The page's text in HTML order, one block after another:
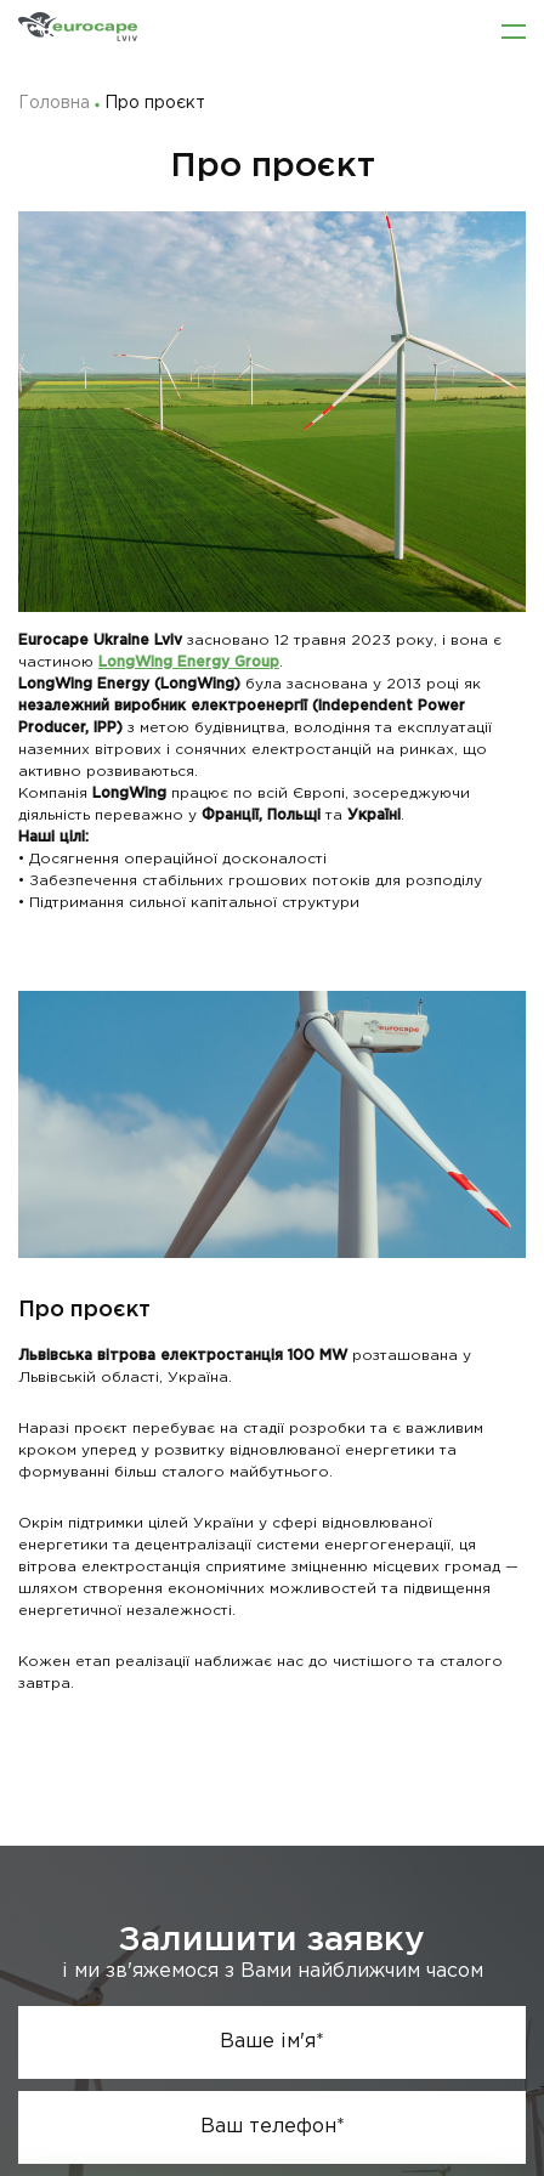
Головна Про проєкт
Про проєкт
Eurocape Ukraine Lvivзасновано 12 травня 2023 року, і вона є
частиною
LongWing Energy Group
LongWing Energy (LongWing) була заснована у 2013 році як
незалежний виробник електроенергії (Independent Power
Producer, IPP) з метою будівництва, володіння та експлуатації
наземних вітрових і сонячних електростанцій на ринках, що
активно розвиваються.
Компанія
LongWing працює по всій Європі, зосереджуючи
діяльність переважно у Франції, Польщі та Україні
Наші цілі:
• Досягнення операційної досконалості
• Забезпечення стабільних грошових потоків для розподілу
• Підтримання сильної капітальної структури
Про проєкт
Львівська вітрова електростанція 100 MW розташована у
Львівській області, Україна.
Наразі проєкт перебуває на стадії розробки та є важливим
кроком уперед у розвитку відновлюваної енергетики та
формуванні більш сталого майбутнього.
Окрім підтримки цілей України у сфері відновлюваної
енергетики та децентралізації системи енергогенерації, ця
вітрова електростанція сприятиме зміцненню місцевих громад —
шляхом створення економічних можливостей та підвищення
енергетичної незалежності.
Кожен етап реалізації наближає нас до чистішого та сталого
завтра.
Залишити заявку
і ми зв'яжемося з Вами найближчим часом
Ваше ім'я*
Ваш телефон*